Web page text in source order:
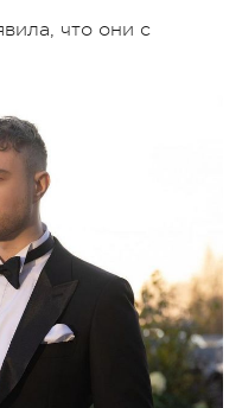
что они с